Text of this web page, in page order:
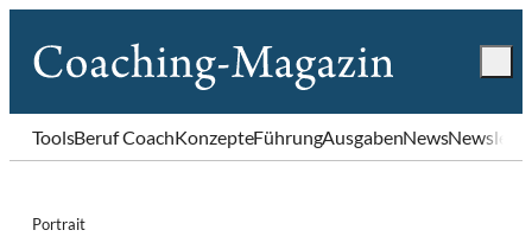
ToolsBeruf CoachKonzepteFührungAusgabenNews
Portrait